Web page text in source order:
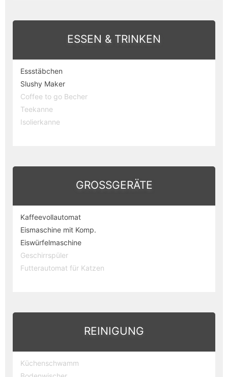
ESSEN & TRINKEN
Essstäbchen
Slushy Maker
Coffee to go Becher
Teekanne
Isolierkanne
GROSSGERÄTE
Kaffeevollautomat
Eismaschine mit Komp.
Eiswürfelmaschine
Geschirrspüler
Futterautomat für Katzen
REINIGUNG
Küchenschwamm